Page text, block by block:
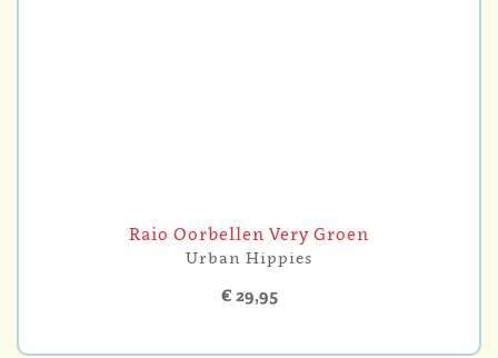
Raio Oorbellen Very Groen
Urban Hippies
€ 29,95